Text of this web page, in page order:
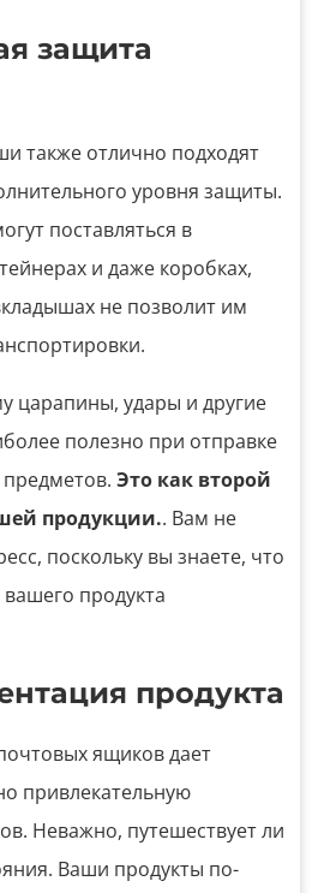
защита
также отлично подходят
уровня защиты.
поставляться в
и даже коробках,
не позволит им
царапины, удары и другие
полезно при отправке
Это как второй
продукции.. Вам не
поскольку вы знаете, что
продукта
продукта
ящиков дает
привлекательную
Неважно, путешествует ли
Ваши продукты по-